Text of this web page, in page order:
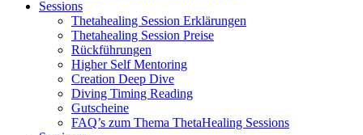
Sessions
Thetahealing Session Erklärungen
Thetahealing Session Preise
Rückführungen
Higher Self Mentoring
Creation Deep Dive
Diving Timing Reading
Gutscheine
FAQ’s zum Thema ThetaHealing Sessions